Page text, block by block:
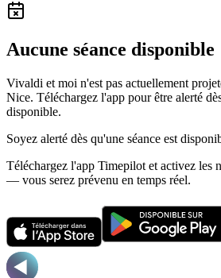
Aucune séance disponible
Vivaldi et moi n'est pas actuellement
Nice. Téléchargez l'app pour être alerté
disponible.
Soyez alerté dès qu'une séance est
Téléchargez l'app Timepilot et activez les
— vous serez prévenu en temps réel.